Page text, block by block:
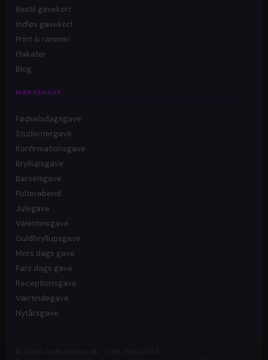
Bestil gavekort
Indløs gavekort
Print & rammer
Plakater
Blog
MÆRKEDAGE
Fødselsdagsgave
Studentergave
Konfirmationsgave
Bryllupsgave
Barselsgave
Polterabend
Julegave
Valentinsgave
Guldbryllupsgave
Mors dags gave
Fars dags gave
Receptionsgave
Værtindegave
Nytårsgave